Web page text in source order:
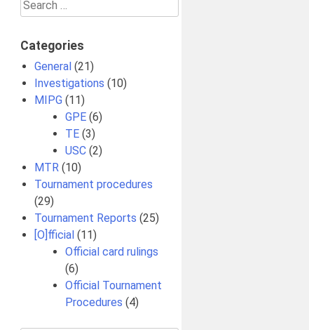
for:
Categories
General (21)
Investigations (10)
MIPG (11)
GPE (6)
TE (3)
USC (2)
MTR (10)
Tournament procedures
(29)
Tournament Reports (25)
[O]fficial (11)
Official card rulings
(6)
Official Tournament
Procedures (4)